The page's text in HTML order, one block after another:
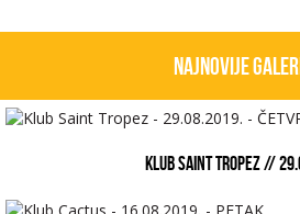
Najnovije
KLUB SAINT TROPEZ //